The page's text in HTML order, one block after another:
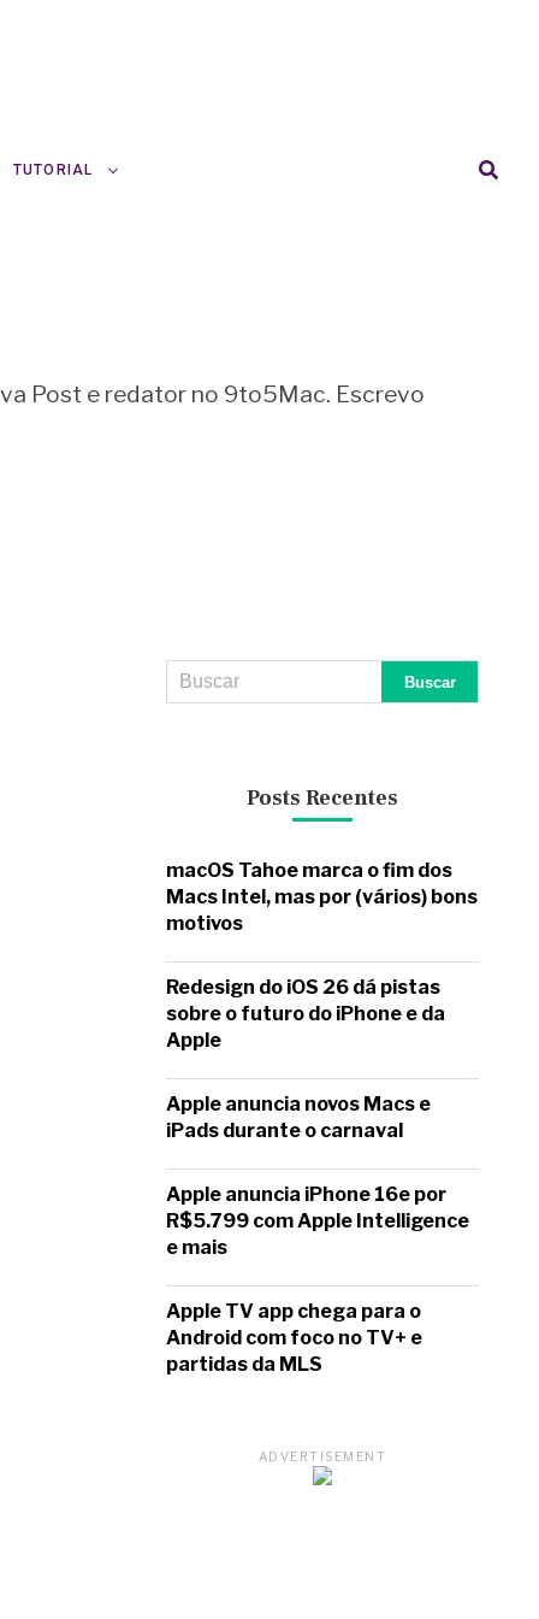
TUTORIAL
Post e redator no 9to5Mac. Escrevo
Posts Recentes
macOS Tahoe marca o fim dos
Macs Intel, mas por (vários) bons
motivos
Redesign do iOS 26 dá pistas
sobre o futuro do iPhone e da
Apple
Apple anuncia novos Macs e
iPads durante o carnaval
Apple anuncia iPhone 16e por
R$5.799 com Apple Intelligence
e mais
Apple TV app chega para o
Android com foco no TV+ e
partidas da MLS
ADVERTISEMENT